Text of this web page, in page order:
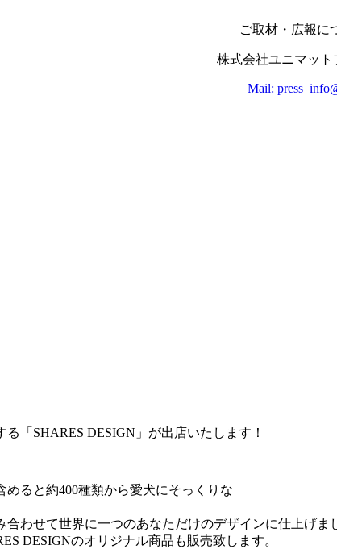
ご取材・広報に
株式会社ユニマット
Mail:
「SHARES DESIGN」が出店いたします！
ると約400種類から愛犬にそっくりな
わせて世界に一つのあなただけのデザインに仕上げま
DESIGNのオリジナル商品も販売致します。